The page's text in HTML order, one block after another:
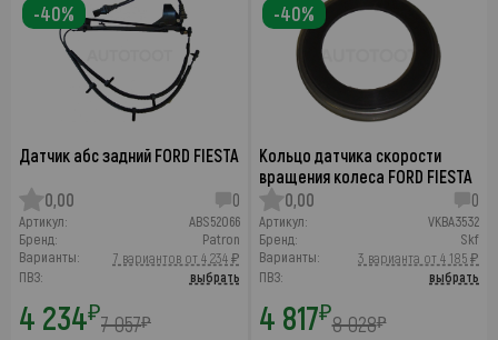
Датчик абс задний FORD FIESTA
0,00 0
Артикул:
ABS52066
Бренд:
Patron
Варианты:
7 вариантов от 4 234 ₽
ПВЗ:
выбрать
4 234₽7 057₽
-40%
Кольцо датчика скорости
вращения колеса FORD FIESTA
0,00
0
Артикул:
VKBA3532
Бренд:
Skf
Варианты:
3 варианта от 4 185 ₽
ПВЗ:
выбрать
4 817₽8 028₽
-40%